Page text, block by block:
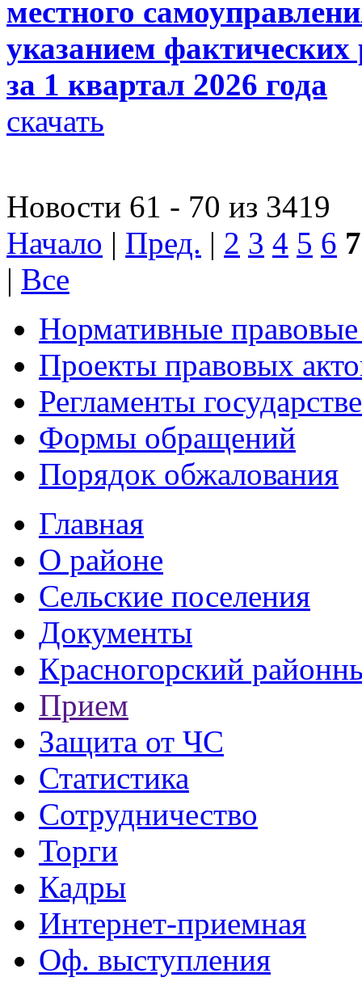
местного
указанием фактических
за 1 квартал 2026 года
скачать
Новости 61 - 70 из 3419
Начало | Пред. | 2 3 4 5 6 7
| Все
Нормативные
Проекты правовых
Регламенты
Формы обращений
Порядок обжалования
Главная
О районе
Сельские поселения
Документы
Красногорский
Прием
Защита от ЧС
Статистика
Сотрудничество
Торги
Кадры
Интернет-приемная
Оф. выступления